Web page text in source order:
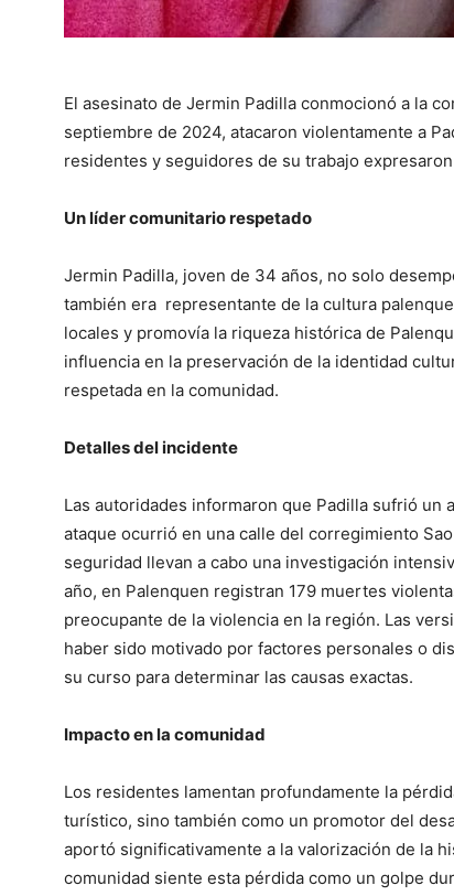
El asesinato de Jermin Padilla conmocionó a la
septiembre de 2024, atacaron violentamente a
residentes y seguidores de su trabajo
Un líder comunitario respetado
Jermin Padilla, joven de 34 años, no solo
también era representante de la cultura
locales y promovía la riqueza histórica de
influencia en la preservación de la identidad
respetada en la comunidad.
Detalles del incidente
Las autoridades informaron que Padilla sufrió un
ataque ocurrió en una calle del corregimiento
seguridad llevan a cabo una investigación
año, en Palenquen registran 179 muertes
preocupante de la violencia en la región. Las
haber sido motivado por factores personales o
su curso para determinar las causas exactas.
Impacto en la comunidad
Los residentes lamentan profundamente la
turístico, sino también como un promotor del
aportó significativamente a la valorización de la
comunidad siente esta pérdida como un golpe